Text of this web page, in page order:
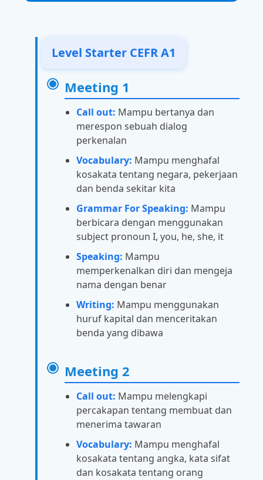
Level Starter CEFR A1
Meeting 1
Call out: Mampu bertanya dan
merespon sebuah dialog
perkenalan
Vocabulary: Mampu menghafal
kosakata tentang negara, pekerjaan
dan benda sekitar kita
Grammar For Speaking: Mampu
berbicara dengan menggunakan
subject pronoun I, you, he, she, it
Speaking: Mampu
memperkenalkan diri dan mengeja
nama dengan benar
Writing: Mampu menggunakan
huruf kapital dan menceritakan
benda yang dibawa
Meeting 2
Call out: Mampu melengkapi
percakapan tentang membuat dan
menerima tawaran
Vocabulary: Mampu menghafal
kosakata tentang angka, kata sifat
dan kosakata tentang orang